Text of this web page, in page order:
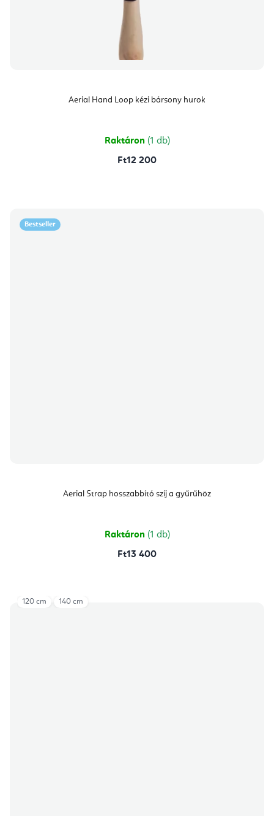
Aerial Hand Loop kézi bársony hurok
Raktáron (1 db)
Ft12 200
Bestseller
Aerial Strap hosszabbító szíj a gyűrűhöz
Raktáron (1 db)
Ft13 400
120 cm 140 cm